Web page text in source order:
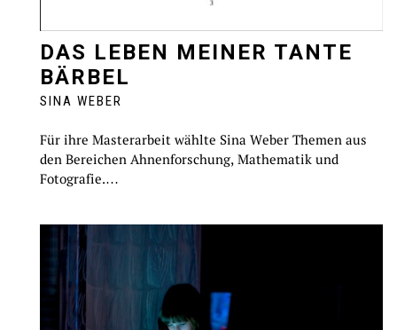
DAS LEBEN MEINER TANTE
BÄRBEL
SINA WEBER
Für ihre Masterarbeit wählte Sina Weber Themen aus
den Bereichen Ahnenforschung, Mathematik und
Fotografie.…